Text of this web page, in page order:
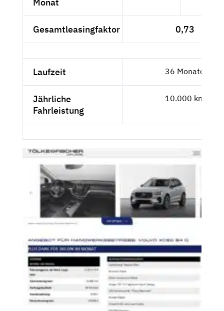
Gesamtleasingfaktor 0,73
Laufzeit 36 Monate
Jährliche
Fahrleistung
10.000 km